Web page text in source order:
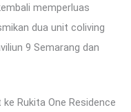
memperluas
dua unit coliving
9 Semarang dan
Rukita One Residence